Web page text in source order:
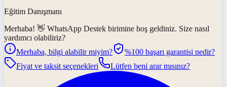
Eğitim Danışmanı
Merhaba! 👋 WhatsApp Destek birimine hoş geldiniz. Size nasıl
yardımcı olabiliriz?
Merhaba, bilgi alabilir miyim?
%100 başarı garantisi nedir?
Fiyat ve taksit seçenekleri
Lütfen beni arar mısınız?